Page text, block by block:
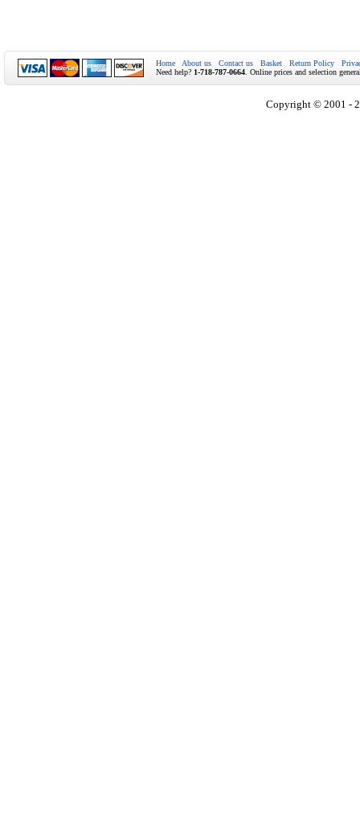
Home About us Contact us Basket Return Policy
Need help? 1-718-787-0664 . Online prices and selection
Copyright © 2001 -